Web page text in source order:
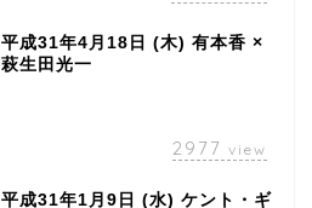
平成31年4月18日 (木) 有本香 ×
萩生田光一
2977 view
平成31年1月9日 (水) ケント・ギ